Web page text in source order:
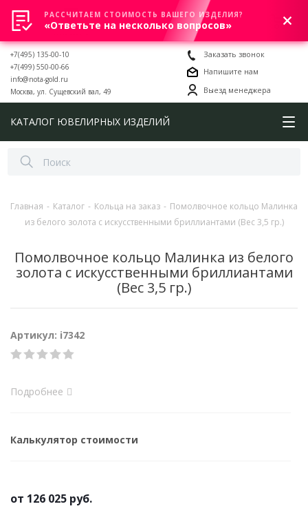
0
+7(495) 135-00-10
+7(499) 550-00-66
info@nota-gold.ru
Москва, ул. Сущевский вал, 49
Заказать звонок
Напишите нам
Выезд менеджера
КАТАЛОГ ЮВЕЛИРНЫХ ИЗДЕЛИЙ
Главная - Каталог - Кольца на заказ - Помолвочное кольцо Малинка
из белого золота с искусственными бриллиантами (Вес 3,5 гр.)
Помолвочное кольцо Малинка из белого
золота с искусственными бриллиантами
(Вес 3,5 гр.)
Артикул: i7342
Подробнее
Калькулятор стоимости
от 126 025 руб.
РАССЧИТАЕМ СТОИМОСТЬ ВАШЕГО ИЗДЕЛИЯ?
«Ответьте на несколько вопросов»